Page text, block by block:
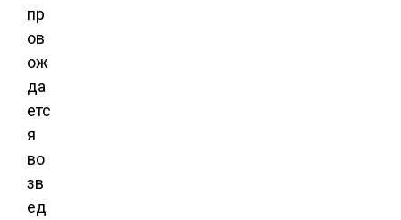
пр
ов
ож
да
етс
я
во
зв
ед